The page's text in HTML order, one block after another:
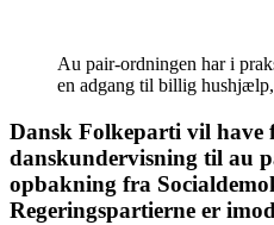
Au pair-ordningen har i
en adgang til billig
Dansk Folkeparti vil
danskundervisning til au
opbakning fra
Regeringspartierne er imod